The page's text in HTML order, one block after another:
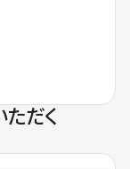
ただく